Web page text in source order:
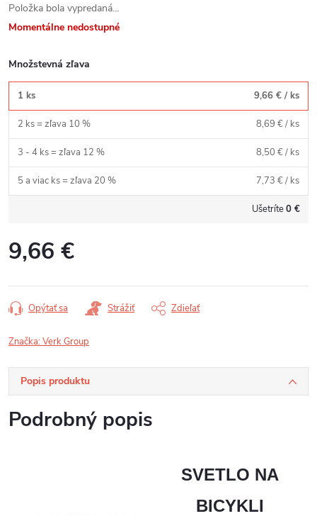
Položka bola vypredaná…
Momentálne nedostupné
Množstevná zľava
1 ks 9,66 € / ks
2 ks = zľava 10 % 8,69 €/ ks
3 - 4 ks = zľava 12 % 8,50 €/ ks
5 a viac ks = zľava 20 % 7,73 €/ ks
Ušetríte0 €
9,66 €
cena:
Opýtať sa Strážiť Zdieľať
Značka:Verk Group
Popis produktu
Podrobný popis
SVETLO NA
BICYKLI